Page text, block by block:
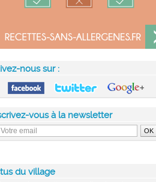
nous sur :
vous à la newsletter
du village